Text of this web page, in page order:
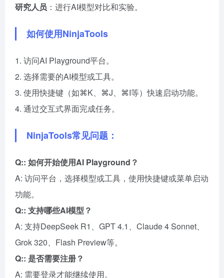
研究人员 ：进行AI模型对比和实验。
如何使用NinjaTools
1. 访问AI Playground平台。
2. 选择需要的AI模型或工具。
3. 使用快捷键（如⌘K、⌘J、⌘I等）快速启动功能。
4. 通过交互式界面完成任务。
NinjaTools常见问题：
Q:: 如何开始使用AI Playground？
A: 访问平台，选择模型或工具，使用快捷键或菜单启动
功能。
Q:: 支持哪些AI模型？
A: 支持DeepSeek R1、GPT 4.1、Claude 4 Sonnet、
Grok 320、Flash Preview等。
Q:: 是否需要注册？
A: 需要登录才能继续使用。